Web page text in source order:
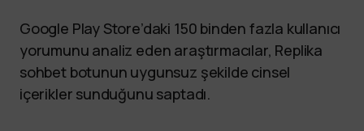
Google Play Store’daki 150 binden fazla kullanıcı
yorumunu analiz eden araştırmacılar, Replika
sohbet botunun uygunsuz şekilde cinsel
içerikler sunduğunu saptadı.